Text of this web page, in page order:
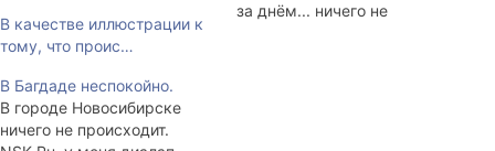
В качестве иллюстрации к
тому, что проис…
за днём... ничего не
В Багдаде неспокойно.
В городе Новосибирске
ничего не происходит.